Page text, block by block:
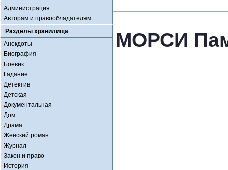
Администрация
Авторам и правообладателям
Разделы хранилища
Анекдоты
Биография
Боевик
Гадание
Детектив
Детская
Документальная
Дом
Драма
Женский роман
Журнал
Закон и право
История
МОРСИ